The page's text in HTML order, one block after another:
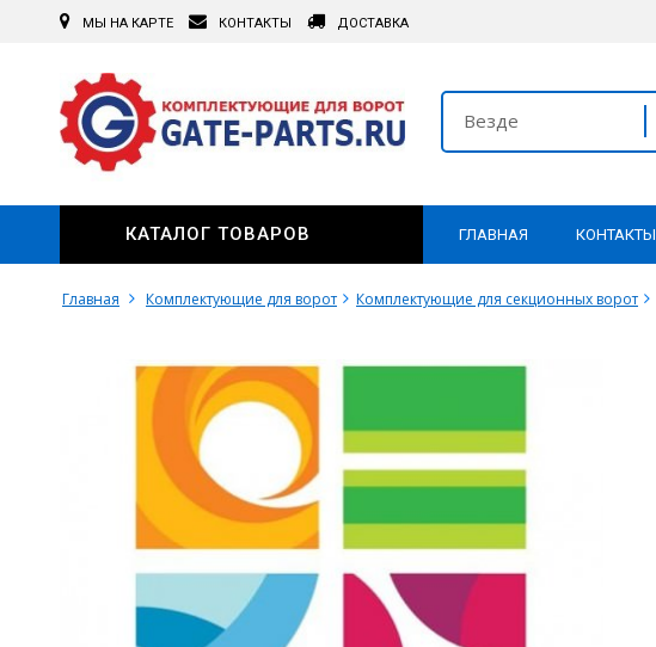
МЫ НА КАРТЕ КОНТАКТЫ ДОСТАВКА
Везде
ГЛАВНАЯ КОНТАКТЫ
КАТАЛОГ ТОВАРОВ
Главная Комплектующие для ворот Комплектующие для секционных ворот